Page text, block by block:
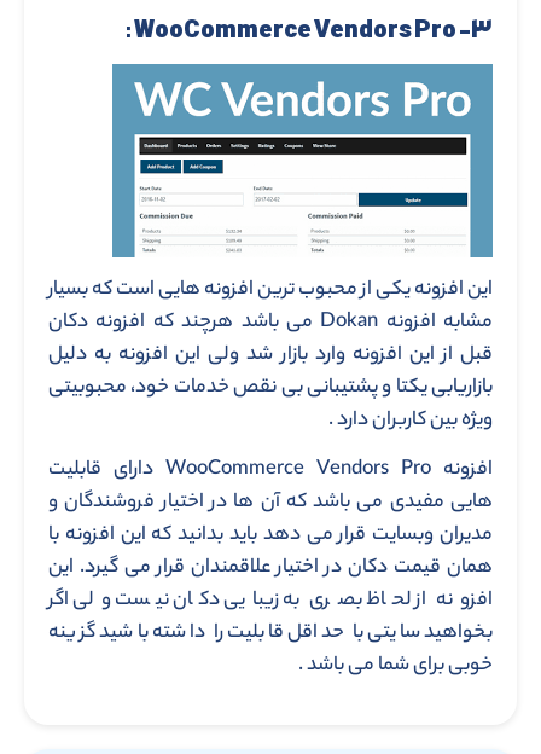
۳-
WooCommerceVendors Pro :
این افزونه یکی از محبوب ترین افزونه هایی است که بسیار
مشابه افزونه Dokan می باشد هرچند که افزونه دکان
قبل از این افزونه وارد بازار شد ولی این افزونه به دلیل
بازاریابی یکتا و پشتیبانی بی نقص خدمات خود، محبوبیتی
ویژه بین کاربران دارد .
افزونه WooCommerce Vendors Pro دارای قابلیت
هایی مفیدی می باشد که آن ها در اختیار فروشندگان و
مدیران وبسایت قرار می دهد باید بدانید که این افزونه با
همان قیمت دکان در اختیار علاقمندان قرار می گیرد. این
افزونه از لحاظ بصری به زیبایی دکان نیست ولی اگر
بخواهید سایتی با حداقل قابلیت را داشته باشید گزینه
خوبی برای شما می باشد .